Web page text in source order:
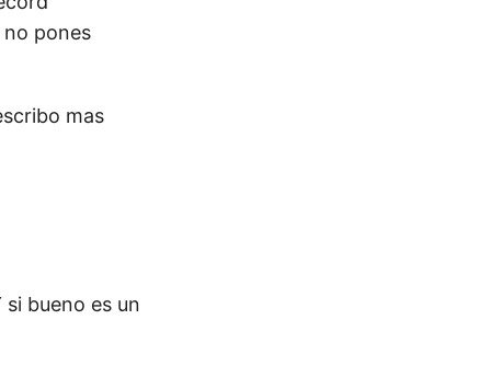
pones
mas
bueno es un